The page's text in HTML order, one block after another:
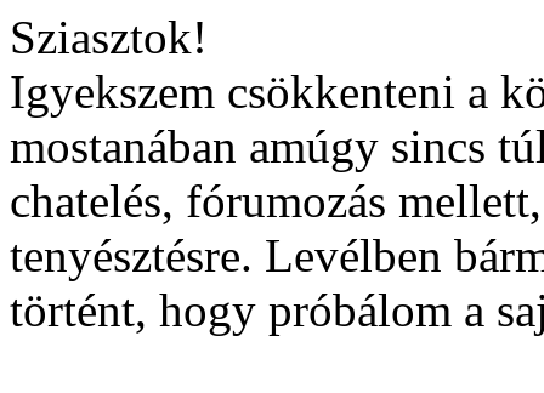
Sziasztok!
Igyekszem csökkenteni a
mostanában amúgy sincs
chatelés, fórumozás
tenyésztésre. Levélben
történt, hogy próbálom a